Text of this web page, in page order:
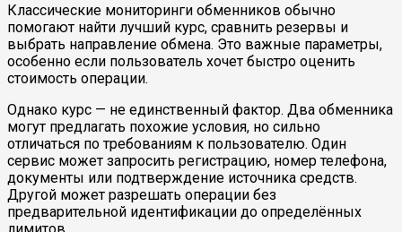
Классические мониторинги обменников обычно
помогают найти лучший курс, сравнить резервы и
выбрать направление обмена. Это важные параметры,
особенно если пользователь хочет быстро оценить
стоимость операции.
Однако курс — не единственный фактор. Два обменника
могут предлагать похожие условия, но сильно
отличаться по требованиям к пользователю. Один
сервис может запросить регистрацию, номер телефона,
документы или подтверждение источника средств.
Другой может разрешать операции без
предварительной идентификации до определённых